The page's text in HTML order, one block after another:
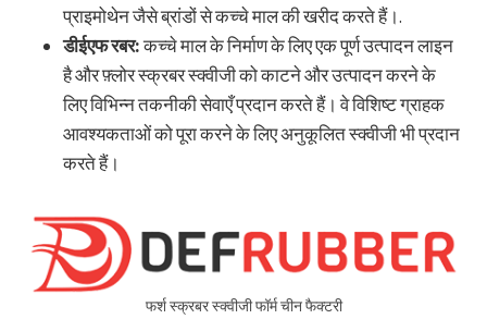
प्राइमोथेन जैसे ब्रांडों से कच्चे माल की खरीद करते हैं।.
डीईएफ रबर:कच्चे माल के निर्माण के लिए एक पूर्ण उत्पादन लाइन
है और फ़्लोर स्क्रबर स्क्वीजी को काटने और उत्पादन करने के
लिए विभिन्न तकनीकी सेवाएँ प्रदान करते हैं। वे विशिष्ट ग्राहक
आवश्यकताओं को पूरा करने के लिए अनुकूलित स्क्वीजी भी प्रदान
करते हैं।
फर्श स्क्रबर स्क्वीजी फॉर्म चीन फैक्टरी